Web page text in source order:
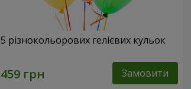
5 різнокольорових гелієвих кульок
Замовити